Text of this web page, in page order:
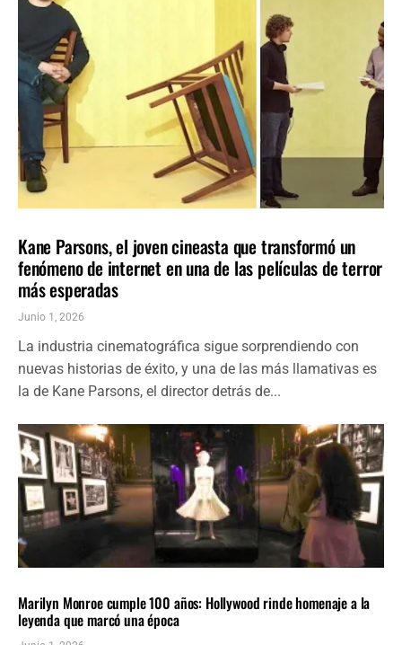
Kane Parsons, el joven cineasta que transformó un
fenómeno de internet en una de las películas de terror
más esperadas
Junio 1, 2026
La industria cinematográfica sigue sorprendiendo con
nuevas historias de éxito, y una de las más llamativas es
la de Kane Parsons, el director detrás de...
Marilyn Monroe cumple 100 años: Hollywood rinde homenaje a la
leyenda que marcó una época